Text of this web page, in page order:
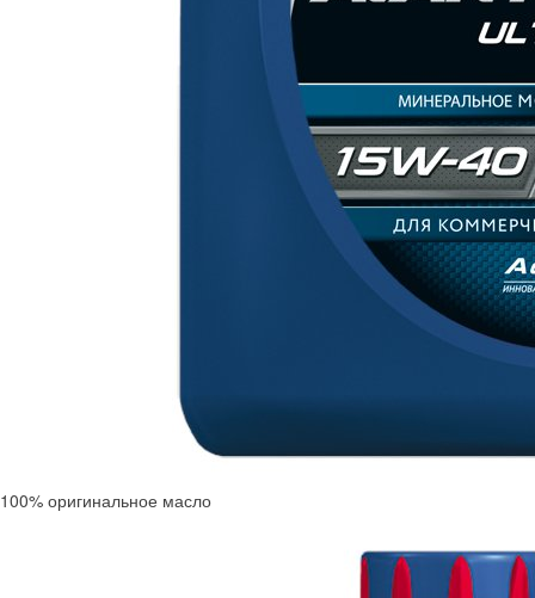
100% оригинальное масло